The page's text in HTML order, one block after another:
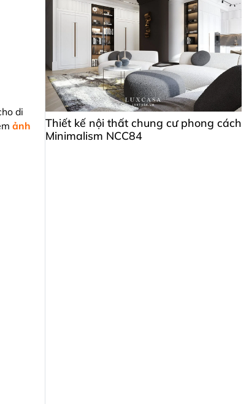
di
ảnh
Thiết kế nội thất chung cư phong cách
Minimalism NCC84